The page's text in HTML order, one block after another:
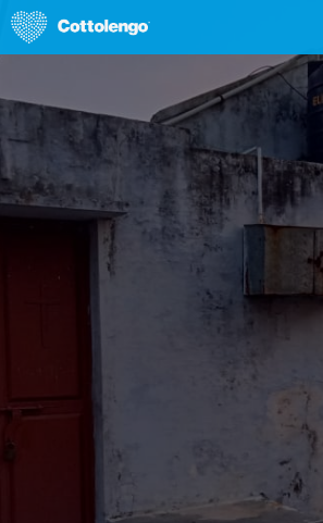
DONA ORA